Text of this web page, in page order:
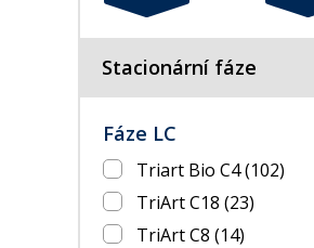
Stacionární fáze
Fáze LC
Triart Bio C4(102)
TriArt C18 (23)
TriArt C8 (14)